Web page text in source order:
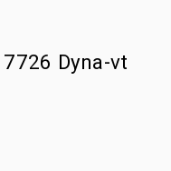
Dyna-vt